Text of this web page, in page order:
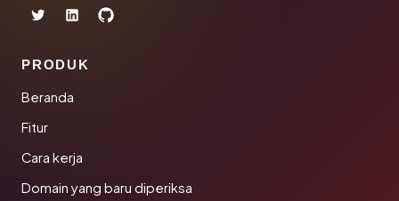
PRODUK
Beranda
Fitur
Cara kerja
Domain yang baru diperiksa